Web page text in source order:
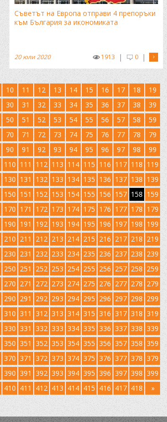
Съветът на Европа отправи 4 препоръки
към България за икономиката
|
0
|
1913
20 юли 2020
10 11 12 13 14 15 16 17 18
19
30 31 32 33 34 35 36 37 38
39
50 51 52 53 54 55 56 57 58
59
70 71 72 73 74 75 76 77 78
79
90 91 92 93 94 95 96 97 98
99
110 111 112 113 114 115 116 117 118 119
130 131 132 133 134 135 136 137 138 139
150 151 152 153 154 155 156 157 158 159
170 171 172 173 174 175 176 177 178 179
190 191 192 193 194 195 196 197 198 199
210 211 212 213 214 215 216 217 218 219
230 231 232 233 234 235 236 237 238 239
250 251 252 253 254 255 256 257 258 259
270 271 272 273 274 275 276 277 278 279
290 291 292 293 294 295 296 297 298 299
310 311 312 313 314 315 316 317 318 319
330 331 332 333 334 335 336 337 338 339
350 351 352 353 354 355 356 357 358 359
370 371 372 373 374 375 376 377 378 379
390 391 392 393 394 395 396 397 398 399
410 411 412 413 414 415 416 417 418 »